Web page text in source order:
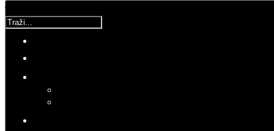
Traži...
Molimo ocijenite
Srijeda, 03 Siječanj 2018 16:41